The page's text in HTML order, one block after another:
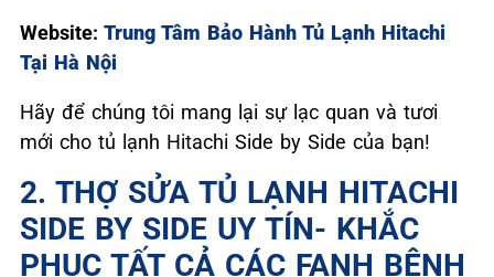
Website: Trung Tâm Bảo Hành Tủ Lạnh Hitachi
Tại Hà Nội
Hãy để chúng tôi mang lại sự lạc quan và tươi
mới cho tủ lạnh Hitachi Side by Side của bạn!
2. THỢ SỬA TỦ LẠNH HITACHI
SIDE BY SIDE UY TÍN- KHẮC
PHỤC TẤT CẢ CÁC FANH BỆNH